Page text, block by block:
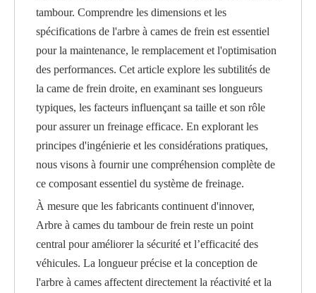
tambour. Comprendre les dimensions et les
spécifications de l'arbre à cames de frein est essentiel
pour la maintenance, le remplacement et l'optimisation
des performances. Cet article explore les subtilités de
la came de frein droite, en examinant ses longueurs
typiques, les facteurs influençant sa taille et son rôle
pour assurer un freinage efficace. En explorant les
principes d'ingénierie et les considérations pratiques,
nous visons à fournir une compréhension complète de
ce composant essentiel du système de freinage.
À mesure que les fabricants continuent d'innover,
Arbre à cames du tambour de frein reste un point
central pour améliorer la sécurité et l’efficacité des
véhicules. La longueur précise et la conception de
l'arbre à cames affectent directement la réactivité et la